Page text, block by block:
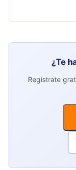
¿Te
Regístrate